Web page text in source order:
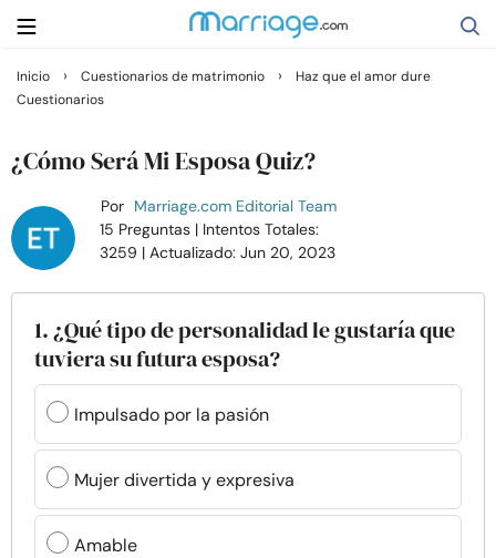
Buscar
Relaciones
Familia
Ayuda
Cursos
Recursos
Inicio › Cuestionarios de matrimonio ›
Haz que el amor dure
Cuestionarios
¿Cómo Será Mi Esposa Quiz?
Por Marriage.com Editorial Team
15 Preguntas | Intentos Totales:
3259 | Actualizado: Jun 20, 2023
1. ¿Qué tipo de personalidad le gustaría que
tuviera su futura esposa?
Impulsado por la pasión
Mujer divertida y expresiva
Amable